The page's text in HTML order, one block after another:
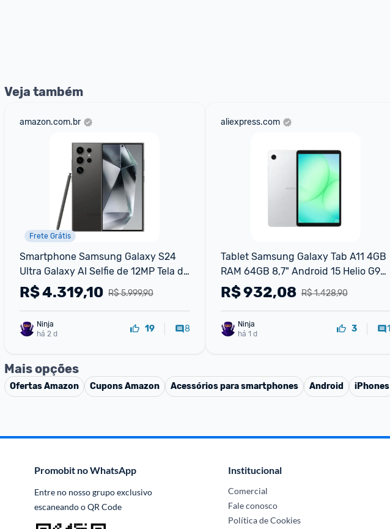
Veja também
amazon.com.br
Frete Grátis
Smartphone Samsung Galaxy S24
Ultra Galaxy AI Selfie de 12MP Tela de
6.8" 1-120Hz 256GB 12GB RAM -
Titânio Preto
R$ 5.999,90
R$4.319,10
há 2 d
19 8
aliexpress.com
Tablet Samsung Galaxy Tab A11 4GB
RAM 64GB 8,7" Android 15 Helio G99
Wi-Fi
R$ 1.428,90
R$932,08
há 1 d
3 1
Mais opções
OfertasAmazon CuponsAmazon Acessórios para smartphones Android iPhones
Promobit no WhatsApp
Entre no nosso grupo exclusivo
escaneando o QR Code
Institucional
Comercial
Fale conosco
Política de Cookies